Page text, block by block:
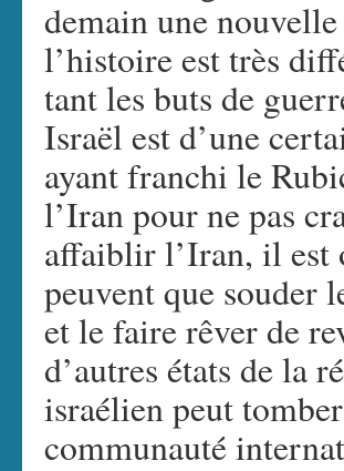
demain une
l’histoire est très
tant les buts de
Israël est d’une
ayant franchi le
l’Iran pour ne pas
affaiblir l’Iran, il est
peuvent que souder
et le faire rêver de
d’autres états de la
israélien peut
communauté